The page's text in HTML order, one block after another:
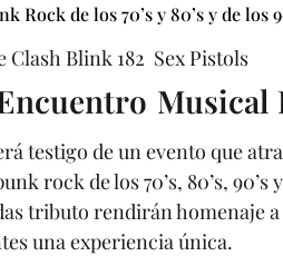
Rock de los 70’s y 80’s y de los
Blink 182 Sex Pistols
Musical
testigo de un evento que
rock de los 70’s, 80’s,
tributo rendirán homenaje
una experiencia única.